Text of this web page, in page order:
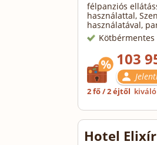
félpanziós
használattal,
használatával,
103
2 fő / 2 éjtől
Hotel